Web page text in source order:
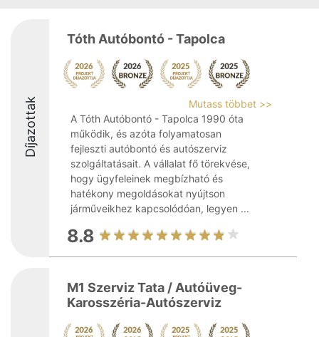
Díjazottak
Tóth Autóbontó - Tapolca
Mutass többet >>
A Tóth Autóbontó - Tapolca 1990 óta
működik, és azóta folyamatosan
fejleszti autóbontó és autószerviz
szolgáltatásait. A vállalat fő törekvése,
hogy ügyfeleinek megbízható és
hatékony megoldásokat nyújtson
járműveikhez kapcsolódóan, legyen ...
8.8
M1 Szerviz Tata / Autóüveg-
Karosszéria-Autószerviz